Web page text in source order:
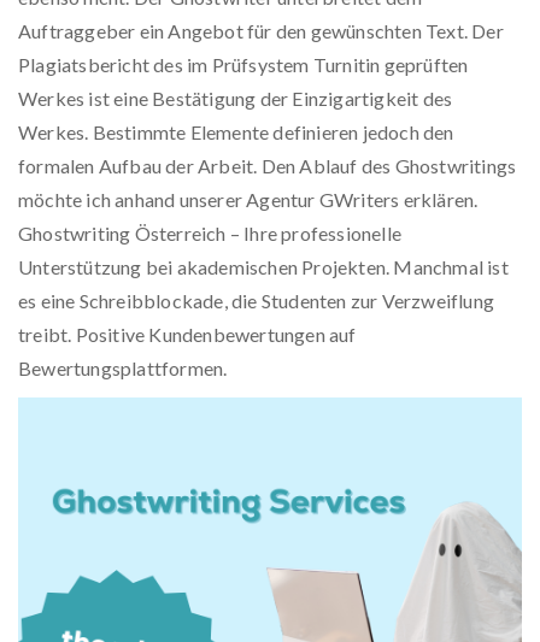
Auftraggeber ein Angebot für den gewünschten Text. Der
Plagiatsbericht des im Prüfsystem Turnitin geprüften
Werkes ist eine Bestätigung der Einzigartigkeit des
Werkes. Bestimmte Elemente definieren jedoch den
formalen Aufbau der Arbeit. Den Ablauf des Ghostwritings
möchte ich anhand unserer Agentur GWriters erklären.
Ghostwriting Österreich – Ihre professionelle
Unterstützung bei akademischen Projekten. Manchmal ist
es eine Schreibblockade, die Studenten zur Verzweiflung
treibt. Positive Kundenbewertungen auf
Bewertungsplattformen.